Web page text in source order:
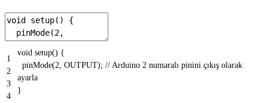
1
2
3
4
void setup() {
pinMode(2 OUTPUT); // Arduino 2 numaralı pinini çıkış olarak
ayarla
}